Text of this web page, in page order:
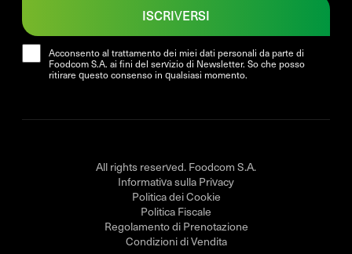
Acconsento al trattamento dei miei dati personali da parte di
Foodcom S.A. ai fini del servizio di Newsletter. So che posso
ritirare questo consenso in qualsiasi momento.
ISCRIVERSI
All rights reserved. Foodcom S.A.
Informativa sulla Privacy
Politica dei Cookie
Politica Fiscale
Regolamento di Prenotazione
Condizioni di Vendita